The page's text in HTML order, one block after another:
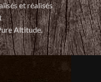
et réalisés
Altitude.